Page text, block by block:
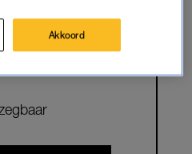
online
winacties en
Akkoord